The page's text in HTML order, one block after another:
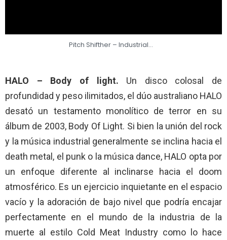
Pitch Shifther – Industrial…
HALO – Body of light. Un disco colosal de
profundidad y peso ilimitados, el dúo australiano HALO
desató un testamento monolítico de terror en su
álbum de 2003, Body Of Light. Si bien la unión del rock
y la música industrial generalmente se inclina hacia el
death metal, el punk o la música dance, HALO opta por
un enfoque diferente al inclinarse hacia el doom
atmosférico. Es un ejercicio inquietante en el espacio
vacío y la adoración de bajo nivel que podría encajar
perfectamente en el mundo de la industria de la
muerte al estilo Cold Meat Industry como lo hace